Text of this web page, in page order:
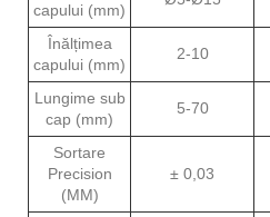
capului (mm)
Înălțimea
capului (mm)
2-10
Lungime sub
cap (mm)
5-70
Sortare
Precision
(MM)
± 0,03